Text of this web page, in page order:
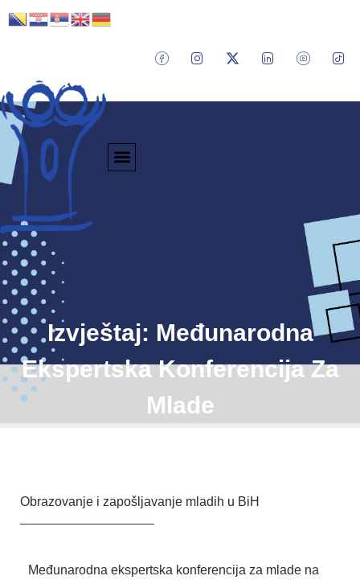
Izvještaj: Međunarodna
Ekspertska Konferencija Za
Mlade
Obrazovanje i zapošljavanje mladih u BiH
Međunarodna ekspertska konferencija za mlade na